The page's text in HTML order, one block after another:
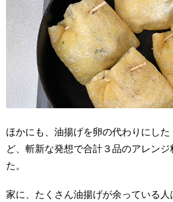
ほかにも、油揚げを卵の代わりにし
ど、斬新な発想で合計３品のアレン
た。
家に、たくさん油揚げが余っている